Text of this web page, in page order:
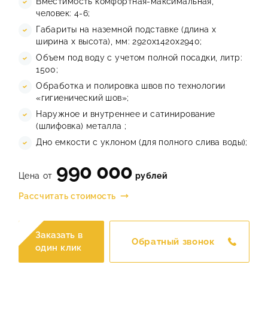
человек: 4-6;
Габариты на наземной подставке (длина х
ширина х высота), мм: 2920х1420х2940;
Объем под воду с учетом полной посадки, литр:
1500;
Обработка и полировка швов по технологии
«гигиенический шов»;
Наружное и внутреннее и сатинирование
(шлифовка) металла ;
Дно емкости с уклоном (для полного слива воды);
Цена от 990 000 рублей
Рассчитать стоимость
Заказать в
один клик
Обратный звонок